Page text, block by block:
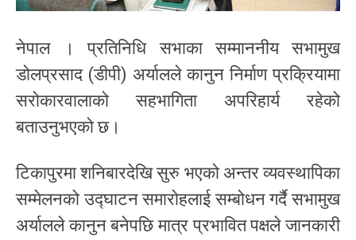
नेपाल । प्रतिनिधि सभाका सम्माननीय सभामुख
डोलप्रसाद (डीपी) अर्यालले कानुन निर्माण प्रक्रियामा
सरोकारवालाको सहभागिता अपरिहार्य रहेको
बताउनुभएको छ।
टिकापुरमा शनिबारदेखि सुरु भएको अन्तर व्यवस्थापिका
सम्मेलनको उद्घाटन समारोहलाई सम्बोधन गर्दै सभामुख
अर्यालले कानुन बनेपछि मात्र प्रभावित पक्षले जानकारी